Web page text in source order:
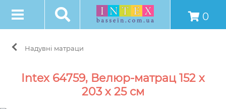
0
Надувні матраци
Intex 64759, Велюр-матрац 152 х
203 х 25 см